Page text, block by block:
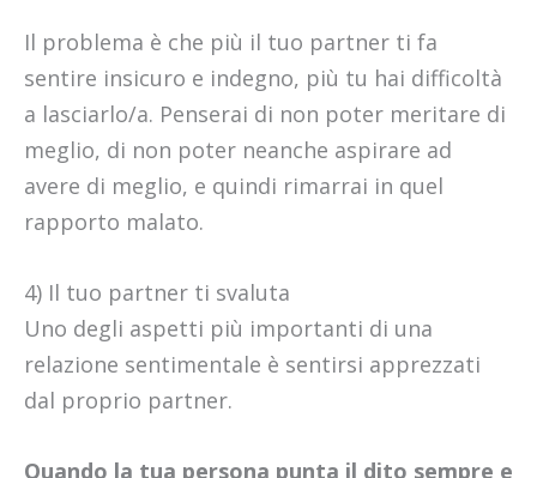
Il problema è che più il tuo partner ti fa
sentire insicuro e indegno, più tu hai difficoltà
a lasciarlo/a. Penserai di non poter meritare di
meglio, di non poter neanche aspirare ad
avere di meglio, e quindi rimarrai in quel
rapporto malato.
4) Il tuo partner ti svaluta
Uno degli aspetti più importanti di una
relazione sentimentale è sentirsi apprezzati
dal proprio partner.
Quando la tua persona punta il dito sempre e